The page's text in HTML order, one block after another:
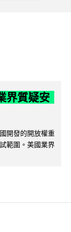
界質疑安
開發的開放權重
範圍。美國業界